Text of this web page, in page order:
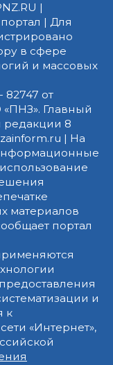
|
| Для
в сфере
и массовых
от
«ПНЗ». Главный
редакции 8
| На
материалов
портал
и
к
«Интернет»,